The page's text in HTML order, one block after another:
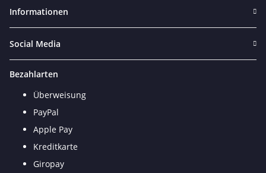
Informationen
Social Media
Bezahlarten
Überweisung
PayPal
Apple Pay
Kreditkarte
Giropay